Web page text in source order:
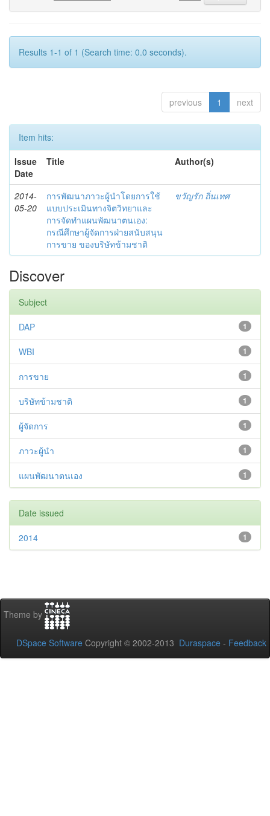
Results 1-1 of 1 (Search time: 0.0 seconds).
previous 1 next
Item hits:
Issue
Date
Title Author(s)
2014-
05-20
การพัฒนาภาวะผู้นำโดยการใช้
แบบประเมินทางจิตวิทยาและ
การจัดทำแผนพัฒนาตนเอง:
กรณีศึกษาผู้จัดการฝ่ายสนับสนุน
การขาย ของบริษัทข้ามชาติ
ขวัญรัก ถิ่นเทศ
Discover
Subject
1
DAP
1
WBI
1
การขาย
1
บริษัทข้ามชาติ
1
ผู้จัดการ
1
ภาวะผู้นำ
1
แผนพัฒนาตนเอง
Date issued
1
2014
Theme by
DSpace Software Copyright © 2002-2013 Duraspace - Feedback